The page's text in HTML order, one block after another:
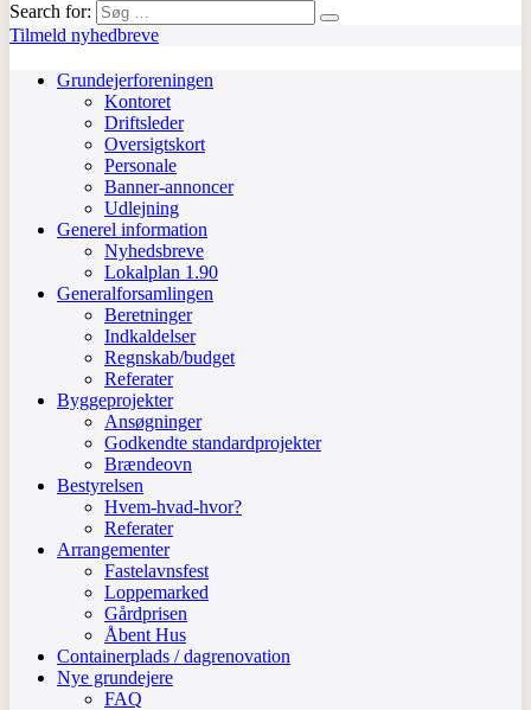
Search for:
Tilmeld nyhedbreve
Grundejerforeningen
Kontoret
Driftsleder
Oversigtskort
Personale
Banner-annoncer
Udlejning
Generel information
Nyhedsbreve
Lokalplan 1.90
Generalforsamlingen
Beretninger
Indkaldelser
Regnskab/budget
Referater
Byggeprojekter
Ansøgninger
Godkendte standardprojekter
Brændeovn
Bestyrelsen
Hvem-hvad-hvor?
Referater
Arrangementer
Fastelavnsfest
Loppemarked
Gårdprisen
Åbent Hus
Containerplads / dagrenovation
Nye grundejere
FAQ